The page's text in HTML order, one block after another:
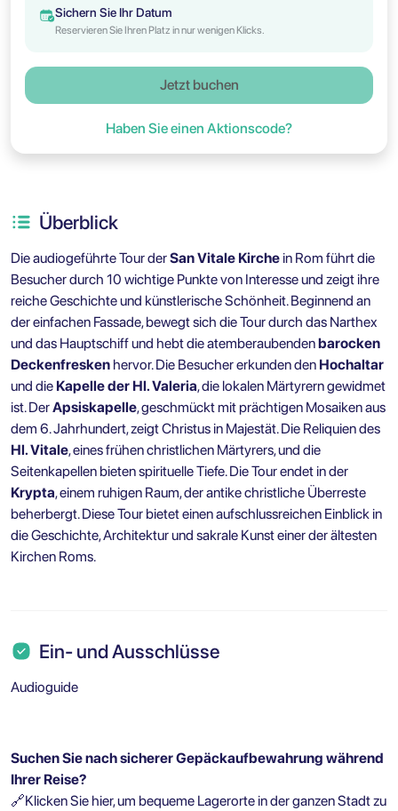
Sichern Sie Ihr Datum
Reservieren Sie Ihren Platz in nur wenigen Klicks.
Jetzt buchen
Haben Sie einen Aktionscode?
Überblick
Die audiogeführte Tour derSan Vitale Kirche in Rom führt die
Besucher durch 10 wichtige Punkte von Interesse und zeigt ihre
reiche Geschichte und künstlerische Schönheit. Beginnend an
der einfachen Fassade, bewegt sich die Tour durch das Narthex
und das Hauptschiff und hebt die atemberaubendenbarocken
Deckenfresken hervor. Die Besucher erkunden den Hochaltar
und die Kapelle der Hl. Valeria, die lokalen Märtyrern gewidmet
ist. DerApsiskapelle, geschmückt mit prächtigen Mosaiken aus
dem 6. Jahrhundert, zeigt Christus in Majestät. Die Reliquien des
Hl. Vitale, eines frühen christlichen Märtyrers, und die
Seitenkapellen bieten spirituelle Tiefe. Die Tour endet in der
Krypta, einem ruhigen Raum, der antike christliche Überreste
beherbergt. Diese Tour bietet einen aufschlussreichen Einblick in
die Geschichte, Architektur und sakrale Kunst einer der ältesten
Kirchen Roms.
Ein- und Ausschlüsse
Audioguide
Suchen Sie nach sicherer Gepäckaufbewahrung während
Ihrer Reise?
🔗Klicken Sie hier, um bequeme Lagerorte in der ganzen Stadt zu